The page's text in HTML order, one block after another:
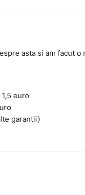
asta si am facut o
euro
garantii)